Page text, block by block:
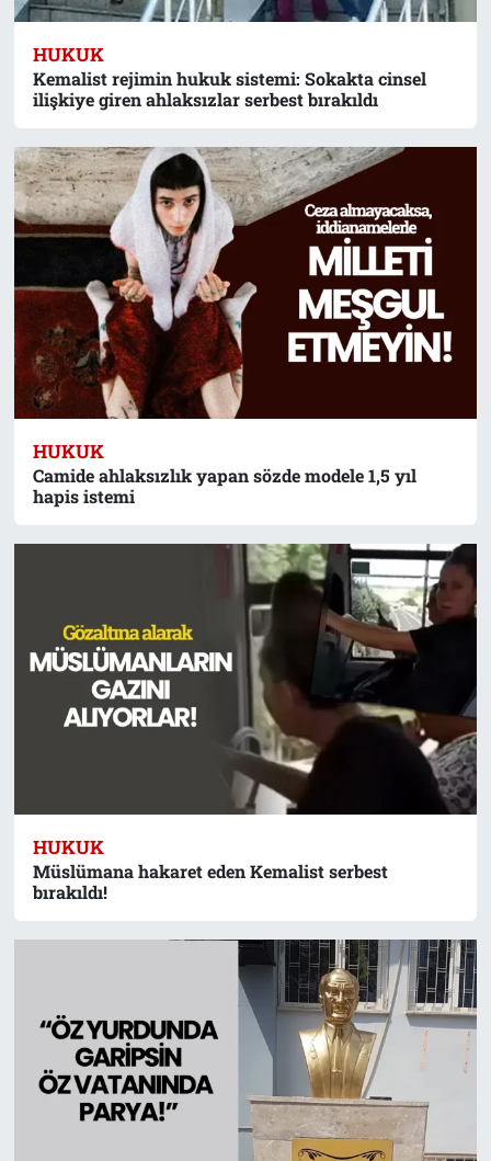
HUKUK
Kemalist rejimin hukuk sistemi: Sokakta cinsel
ilişkiye giren ahlaksızlar serbest bırakıldı
HUKUK
Camide ahlaksızlık yapan sözde modele 1,5 yıl
hapis istemi
HUKUK
Müslümana hakaret eden Kemalist serbest
bırakıldı!